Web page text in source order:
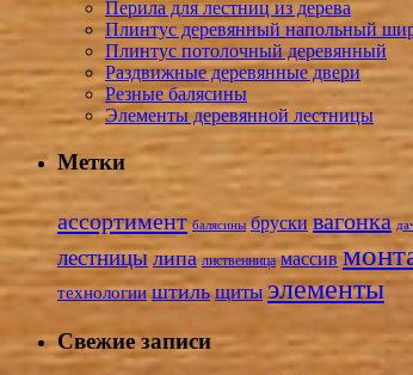
Перила для лестниц из дерева
Плинтус деревянный напольный
Плинтус потолочный деревянный
Раздвижные деревянные двери
Резные балясины
Элементы деревянной лестницы
Метки
ассортимент балясины бруски вагонка
лестницы липа лиственница массив
технологии штиль щиты элементы
Свежие записи